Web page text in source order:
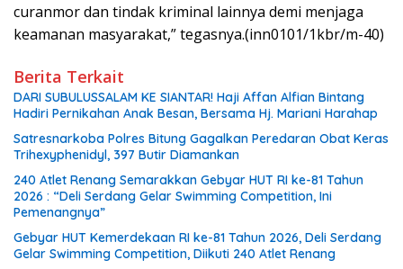
curanmor dan tindak kriminal lainnya demi menjaga
keamanan masyarakat,” tegasnya.(inn0101/1kbr/m-40)
Berita Terkait
DARI SUBULUSSALAM KE SIANTAR! Haji Affan Alfian Bintang
Hadiri Pernikahan Anak Besan, Bersama Hj. Mariani Harahap
Satresnarkoba Polres Bitung Gagalkan Peredaran Obat Keras
Trihexyphenidyl, 397 Butir Diamankan
240 Atlet Renang Semarakkan Gebyar HUT RI ke-81 Tahun
2026 : “Deli Serdang Gelar Swimming Competition, Ini
Pemenangnya”
Gebyar HUT Kemerdekaan RI ke-81 Tahun 2026, Deli Serdang
Gelar Swimming Competition, Diikuti 240 Atlet Renang